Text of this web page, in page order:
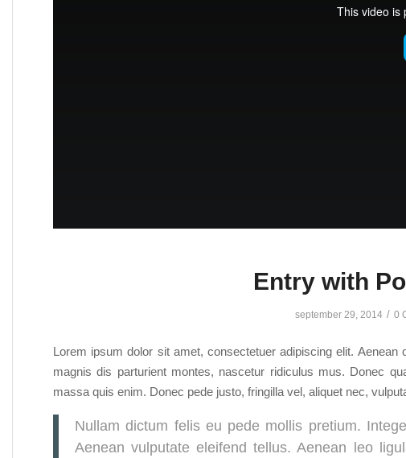
Entry with
september 29, 2014 / 0
Lorem ipsum dolor sit amet, consectetuer adipiscing elit.
magnis dis parturient montes, nascetur ridiculus mus. Donec
massa quis enim. Donec pede justo, fringilla vel, aliquet nec,
Nullam dictum felis eu pede mollis pretium.
Aenean vulputate eleifend tellus. Aenean leo